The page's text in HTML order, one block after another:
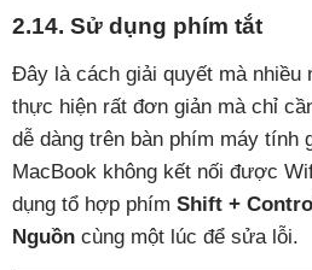
2.14. Sử dụng phím tắt
Đây là cách giải quyết mà nhiều
thực hiện rất đơn giản mà chỉ
dễ dàng trên bàn phím máy tính
MacBook không kết nối được
dụng tổ hợp phím Shift +
Nguồn cùng một lúc để sửa lỗi.